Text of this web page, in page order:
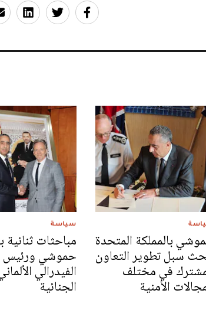
بالمملكة المتحدة
سبل تطوير التعاون
في مختلف
الأمنية
سياسة
مباحثات ثنائية
حموشي ورئيس
الفيدرالي
الجنائية